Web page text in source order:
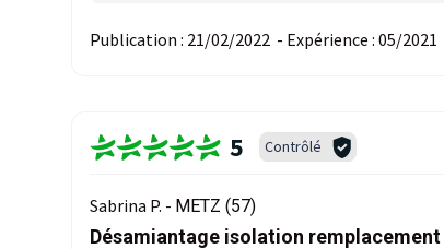
Publication : 21/02/2022 - Expérience : 05/2021
5 Contrôlé
Sabrina P. - METZ (57)
Désamiantage isolation